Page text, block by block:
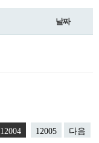
날짜
12004 12005
다음